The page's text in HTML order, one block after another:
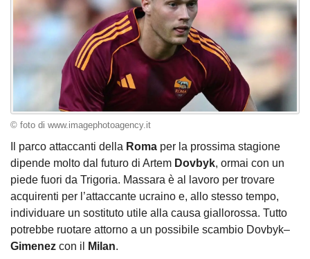
© foto di www.imagephotoagency.it
Il parco attaccanti della Roma per la prossima stagione
dipende molto dal futuro di Artem Dovbyk, ormai con un
piede fuori da Trigoria. Massara è al lavoro per trovare
acquirenti per l’attaccante ucraino e, allo stesso tempo,
individuare un sostituto utile alla causa giallorossa. Tutto
potrebbe ruotare attorno a un possibile scambio Dovbyk–
Gimenez con il Milan.